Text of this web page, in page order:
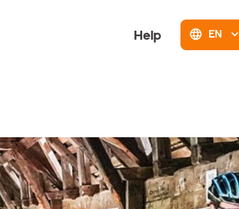
Help EN